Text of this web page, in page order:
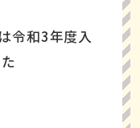
令和3年度入